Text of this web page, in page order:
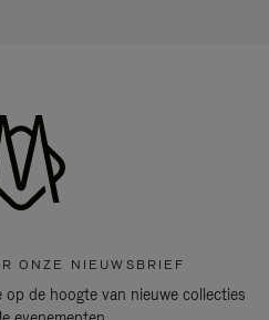
ONZE NIEUWSBRIEF
op de hoogte van nieuwe collecties